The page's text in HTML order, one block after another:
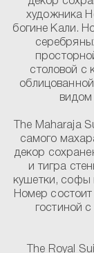
художника
богине Кали.
столовой с
The Maharaja
cамого
декор
и тигра
кушетки, софы
Номер
гостиной
The Royal